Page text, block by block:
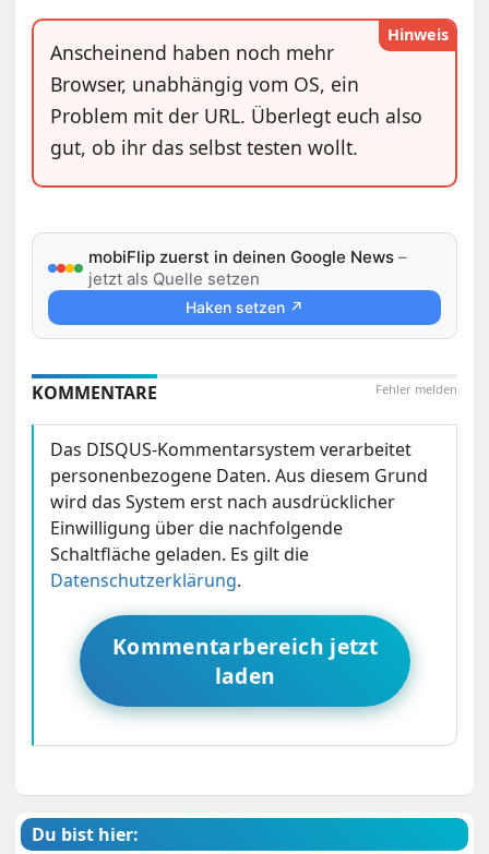
Hinweis
Anscheinend haben noch mehr
Browser, unabhängig vom OS, ein
Problem mit der URL. Überlegt euch also
gut, ob ihr das selbst testen wollt.
mobiFlip zuerst in deinen Google News –
jetzt als Quelle setzen
Haken setzen ↗
Fehler melden
KOMMENTARE
Das DISQUS-Kommentarsystem verarbeitet
personenbezogene Daten. Aus diesem Grund
wird das System erst nach ausdrücklicher
Einwilligung über die nachfolgende
Schaltfläche geladen. Es gilt die
Datenschutzerklärung.
Kommentarbereich jetzt
laden
Du bist hier: